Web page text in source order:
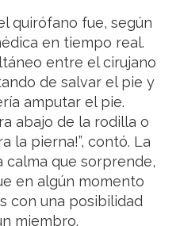
quirófano fue, según
en tiempo real.
entre el cirujano
de salvar el pie y
amputar el pie.
abajo de la rodilla o
la pierna!”, contó. La
calma que sorprende,
en algún momento
con una posibilidad
miembro.